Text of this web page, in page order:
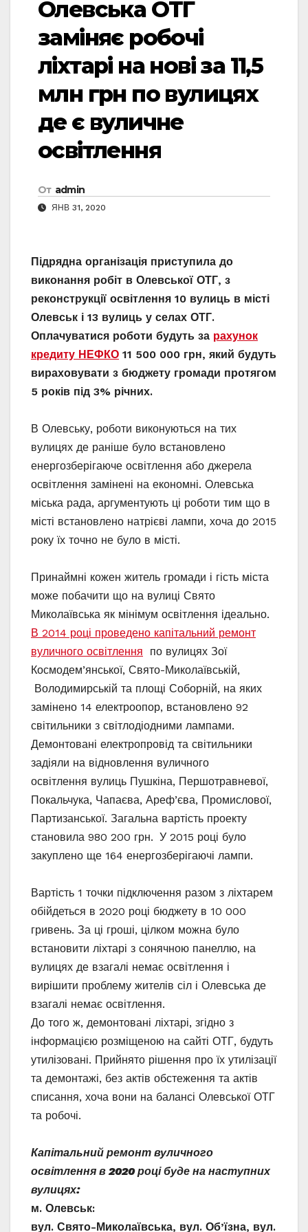
Олевська ОТГ
заміняє робочі
ліхтарі на нові за 11,5
млн грн по вулицях
де є вуличне
освітлення
От admin
ЯНВ 31, 2020
Підрядна організація приступила до
виконання робіт в Олевської ОТГ, з
реконструкції освітлення 10 вулиць в місті
Олевськ і 13 вулиць у селах ОТГ.
Оплачуватися роботи будуть за рахунок
кредиту НЕФКО 11 500 000 грн, який будуть
вираховувати з бюджету громади протягом
5 років під 3% річних.
В Олевську, роботи виконуються на тих
вулицях де раніше було встановлено
енергозберігаюче освітлення або джерела
освітлення замінені на економні. Олевська
міська рада, аргументують ці роботи тим що в
місті встановлено натрієві лампи, хоча до 2015
року їх точно не було в місті.
Принаймні кожен житель громади і гість міста
може побачити що на вулиці Свято
Миколаївська як мінімум освітлення ідеально.
В 2014 році проведено капітальний ремонт
вуличного освітлення по вулицях Зої
Космодем’янської, Свято-Миколаївській,
Володимирській та площі Соборній, на яких
замінено 14 електроопор, встановлено 92
світильники з світлодіодними лампами.
Демонтовані електропровід та світильники
задіяли на відновлення вуличного
освітлення вулиць Пушкіна, Першотравневої,
Покальчука, Чапаєва, Ареф’єва, Промислової,
Партизанської. Загальна вартість проекту
становила 980 200 грн. У 2015 році було
закуплено ще 164 енергозберігаючі лампи.
Вартість 1 точки підключення разом з ліхтарем
обійдеться в 2020 році бюджету в 10 000
гривень. За ці гроші, цілком можна було
встановити ліхтарі з сонячною панеллю, на
вулицях де взагалі немає освітлення і
вирішити проблему жителів сіл і Олевська де
взагалі немає освітлення.
До того ж, демонтовані ліхтарі, згідно з
інформацією розміщеною на сайті ОТГ, будуть
утилізовані. Прийнято рішення про їх утилізації
та демонтажі, без актів обстеження та актів
списання, хоча вони на балансі Олевської ОТГ
та робочі.
Капітальний ремонт вуличного
освітлення в 2020 році буде на наступних
вулицях:
м. Олевськ:
вул. Свято-Миколаївська, вул. Об’їзна, вул.